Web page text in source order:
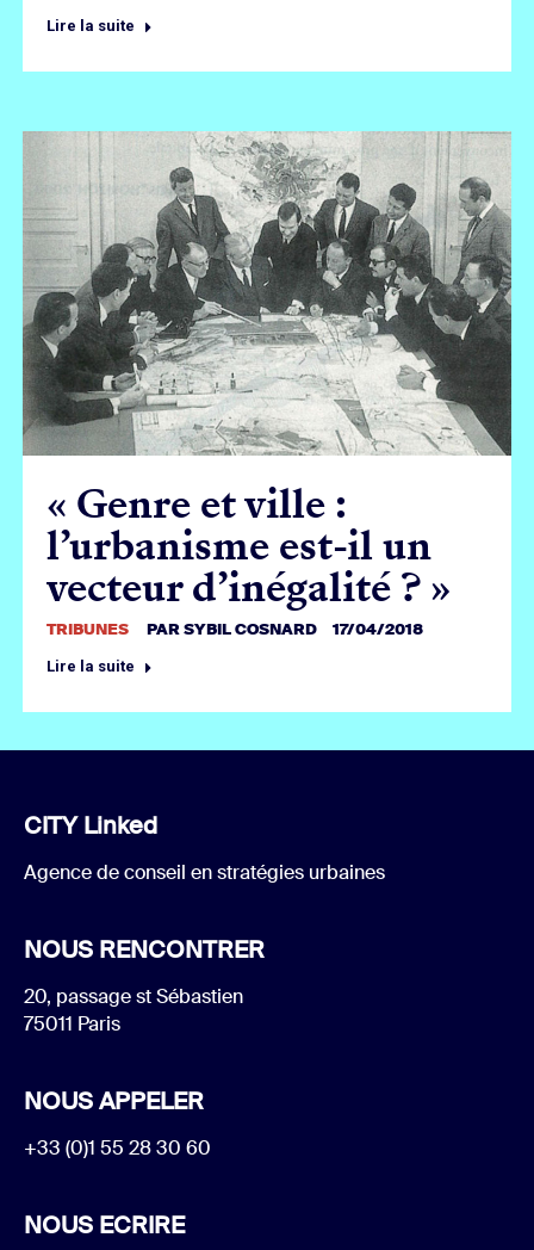
Lire la suite
« Genre et ville :
l’urbanisme est-il un
vecteur d’inégalité ? »
TRIBUNES PARSYBIL COSNARD 17/04/2018
Lire la suite
CITY Linked
Agence de conseil en stratégies urbaines
NOUS RENCONTRER
20, passage st Sébastien
75011 Paris
NOUS APPELER
+33 (0)1 55 28 30 60
NOUS ECRIRE